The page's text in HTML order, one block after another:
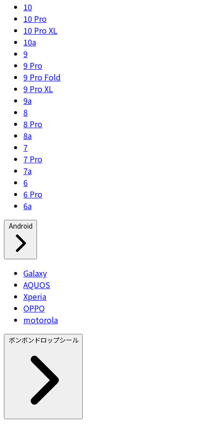
10
10 Pro
10 Pro XL
10a
9
9 Pro
9 Pro Fold
9 Pro XL
9a
8
8 Pro
8a
7
7 Pro
7a
6
6 Pro
6a
Android
Galaxy
AQUOS
Xperia
OPPO
motorola
ボンボンドロップシール